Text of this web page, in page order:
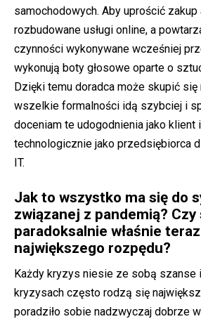
samochodowych. Aby uprościć zakup
rozbudowane usługi online, a
czynności wykonywane wcześniej
wykonują boty głosowe oparte o
Dzięki temu doradca może skupić się
wszelkie formalności idą szybciej i
doceniam te udogodnienia jako klient
technologicznie jako przedsiębiorca
IT.
Jak to wszystko ma się do
związanej z pandemią?
paradoksalnie właśnie
największego rozpędu?
Każdy kryzys niesie ze sobą szanse
kryzysach często rodzą się
poradziło sobie nadzwyczaj dobrze